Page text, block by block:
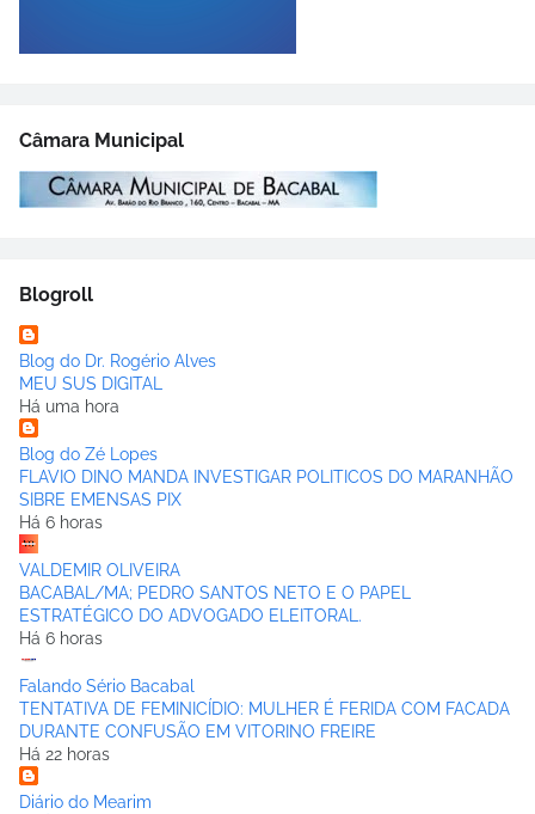
Câmara Municipal
Blogroll
Blog do Dr. Rogério Alves
MEU SUS DIGITAL
Há uma hora
Blog do Zé Lopes
FLAVIO DINO MANDA INVESTIGAR POLITICOS DO MARANHÃO
SIBRE EMENSAS PIX
Há 6 horas
VALDEMIR OLIVEIRA
BACABAL/MA; PEDRO SANTOS NETO E O PAPEL
ESTRATÉGICO DO ADVOGADO ELEITORAL.
Há 6 horas
Falando Sério Bacabal
TENTATIVA DE FEMINICÍDIO: MULHER É FERIDA COM FACADA
DURANTE CONFUSÃO EM VITORINO FREIRE
Há 22 horas
Diário do Mearim